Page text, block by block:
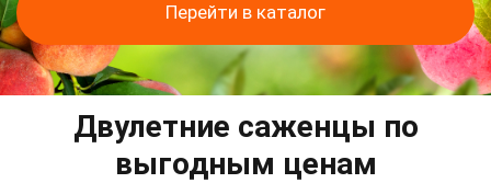
Перейти в каталог
Двулетние саженцы по
выгодным ценам